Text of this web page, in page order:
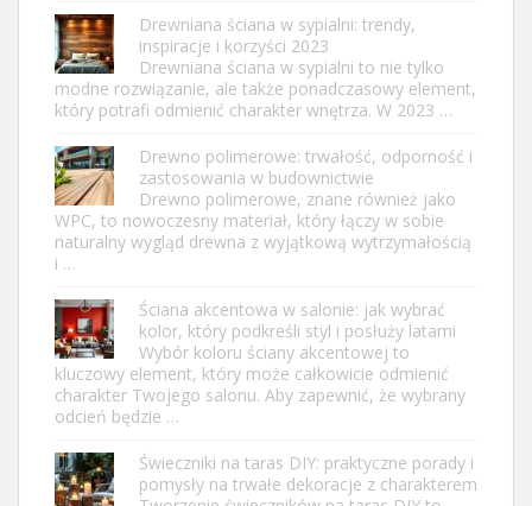
Drewniana ściana w sypialni: trendy,
inspiracje i korzyści 2023
Drewniana ściana w sypialni to nie tylko
modne rozwiązanie, ale także ponadczasowy element,
który potrafi odmienić charakter wnętrza. W 2023 …
Drewno polimerowe: trwałość, odporność i
zastosowania w budownictwie
Drewno polimerowe, znane również jako
WPC, to nowoczesny materiał, który łączy w sobie
naturalny wygląd drewna z wyjątkową wytrzymałością
i …
Ściana akcentowa w salonie: jak wybrać
kolor, który podkreśli styl i posłuży latami
Wybór koloru ściany akcentowej to
kluczowy element, który może całkowicie odmienić
charakter Twojego salonu. Aby zapewnić, że wybrany
odcień będzie …
Świeczniki na taras DIY: praktyczne porady i
pomysły na trwałe dekoracje z charakterem